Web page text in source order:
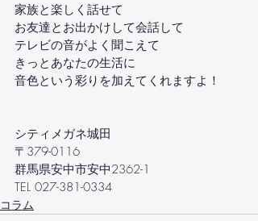
家族と楽しく話せて
お友達とお出かけして会話して
テレビの音がよく聞こえて
きっとあなたの生活に
音色という彩りを加えてくれますよ！
シティメガネ城田
〒379-0116
群馬県安中市安中2362-1
TEL 027-381-0334
コラム